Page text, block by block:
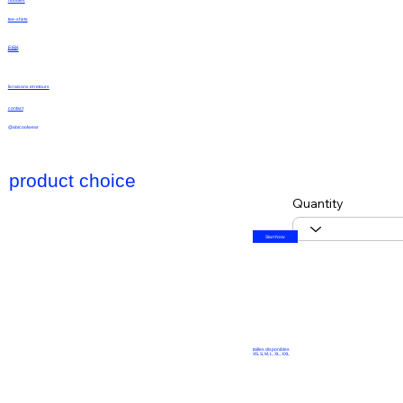
product choice
Quantity
tailles disponibles
XS, S, M, L, XL, XXL
Start Now
tee-shirts
CGV
CGU
livraisons et retours
contact
@abicoolwear